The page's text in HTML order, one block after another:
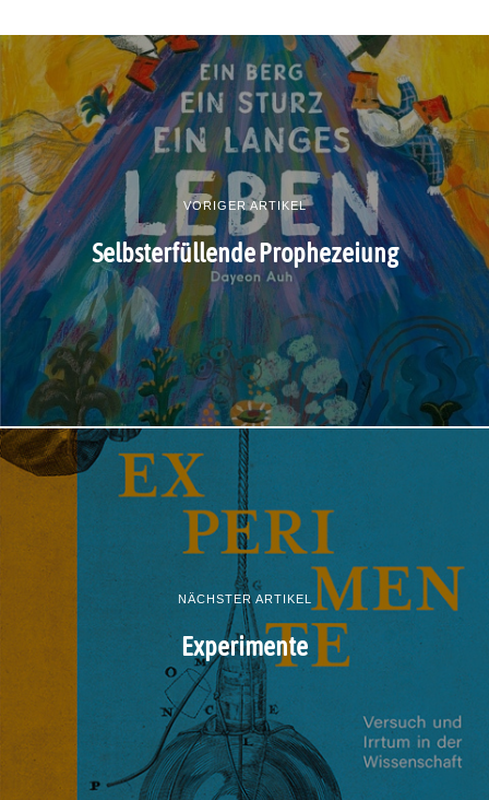
VORIGER ARTIKEL
Selbsterfüllende Prophezeiung
NÄCHSTER ARTIKEL
Experimente